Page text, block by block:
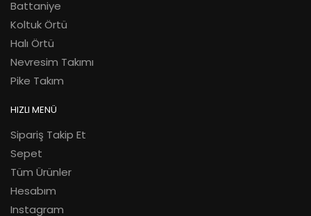
Battaniye
Koltuk Örtü
Halı Örtü
Nevresim Takımı
Pike Takım
HIZLI MENÜ
Sipariş Takip Et
Sepet
Tüm Ürünler
Hesabım
Instagram